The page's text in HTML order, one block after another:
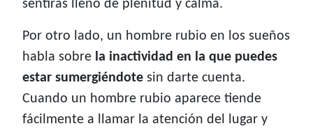
sentirás lleno de plenitud y calma.
Por otro lado, un hombre rubio en los sueños
habla sobre la inactividad en la que puedes
estar sumergiéndote sin darte cuenta.
Cuando un hombre rubio aparece tiende
fácilmente a llamar la atención del lugar y